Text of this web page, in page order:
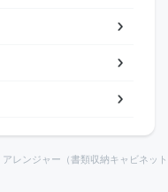
アレンジャー（書類収納キャビネッ